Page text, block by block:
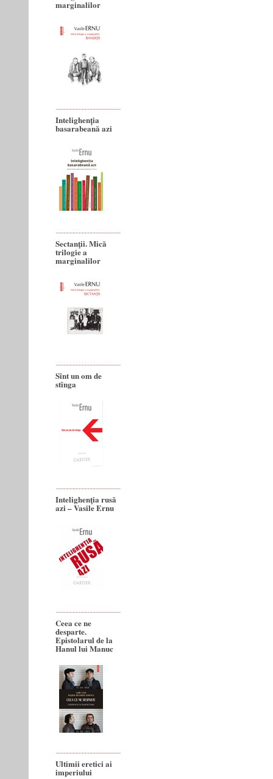
marginalilor
Intelighenția
basarabeană azi
Sectanţii. Mică
trilogie a
marginalilor
Sînt un om de
stînga
Intelighenţia rusă
azi – Vasile Ernu
Ceea ce ne
desparte.
Epistolarul de la
Hanul lui Manuc
Ultimii eretici ai
imperiului